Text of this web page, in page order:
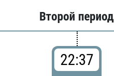
Второй период
22:37